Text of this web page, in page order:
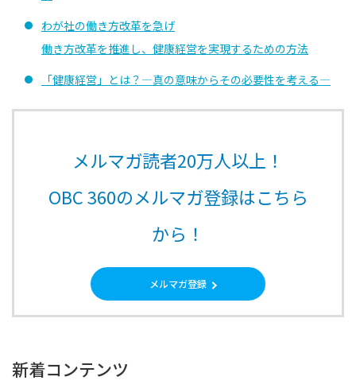
わが社の働き方改革を急げ
働き方改革を推進し、健康経営を実現するための方法
「健康経営」とは？—真の意味からその必要性を考える—
メルマガ読者20万人以上！
OBC 360のメルマガ登録はこちら
から！
メルマガ登録
新着コンテンツ